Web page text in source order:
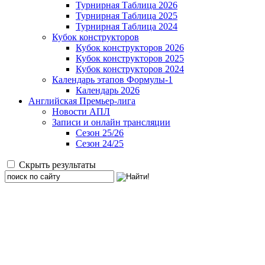
Турнирная Таблица 2026
Турнирная Таблица 2025
Турнирная Таблица 2024
Кубок конструкторов
Кубок конструкторов 2026
Кубок конструкторов 2025
Кубок конструкторов 2024
Календарь этапов Формулы-1
Календарь 2026
Английская Премьер-лига
Новости АПЛ
Записи и онлайн трансляции
Сезон 25/26
Сезон 24/25
Скрыть результаты